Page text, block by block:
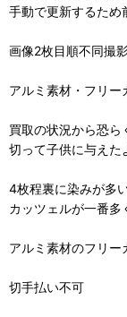
手動で更新するため
画像2枚目順不同撮
アルミ素材・フリー
買取の状況から恐
切って子供に与えた
4枚程裏に染みが多
カッツェルが一番多
アルミ素材のフリー
切手払い不可